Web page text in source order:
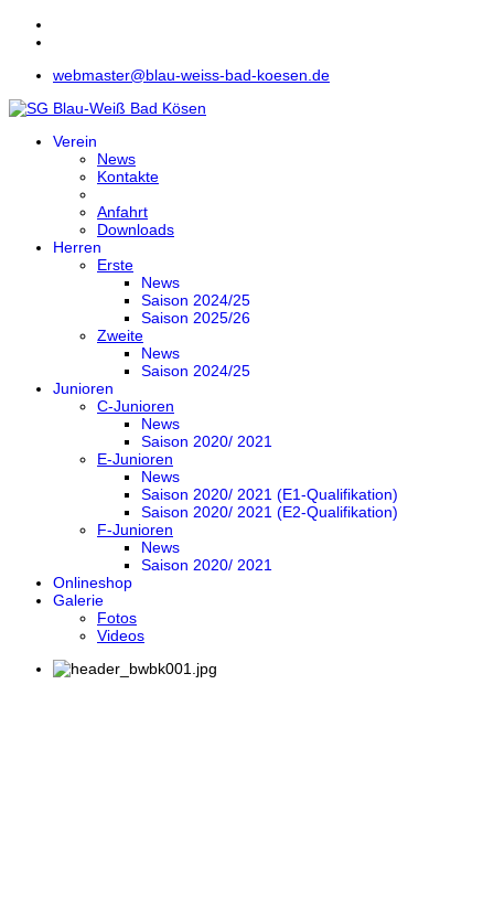
webmaster@blau-weiss-bad-koesen.de
Verein
News
Kontakte
Anfahrt
Downloads
Herren
Erste
News
Saison 2024/25
Saison 2025/26
Zweite
News
Saison 2024/25
Junioren
C-Junioren
News
Saison 2020/ 2021
E-Junioren
News
Saison 2020/ 2021 (E1-Qualifikation)
Saison 2020/ 2021 (E2-Qualifikation)
F-Junioren
News
Saison 2020/ 2021
Onlineshop
Galerie
Fotos
Videos